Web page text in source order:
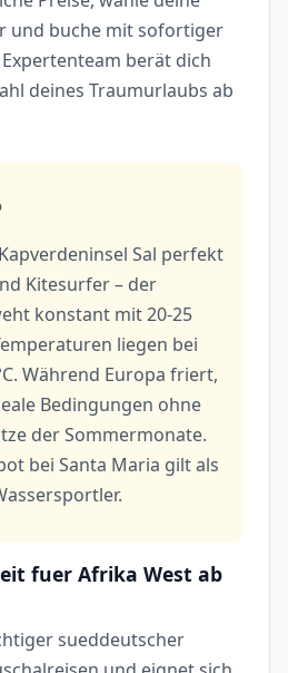
und buche mit sofortiger
berät dich
deines Traumurlaubs ab
Sal perfekt
Kitesurfer – der
konstant mit 20-25
liegen bei
Während Europa friert,
Bedingungen ohne
der Sommermonate.
bei Santa Maria gilt als
fuer Afrika West ab
sueddeutscher